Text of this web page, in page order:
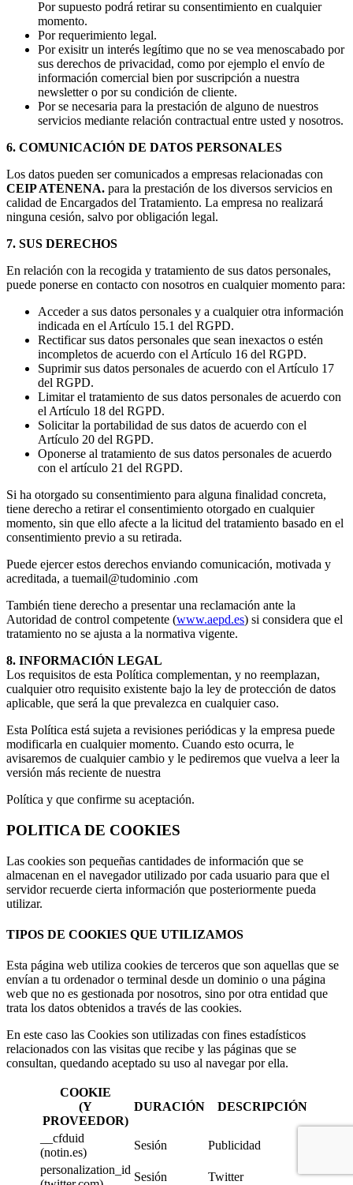
Por supuesto podrá retirar su consentimiento en cualquier
momento.
Por requerimiento legal.
Por exisitr un interés legítimo que no se vea menoscabado por
sus derechos de privacidad, como por ejemplo el envío de
información comercial bien por suscripción a nuestra
newsletter o por su condición de cliente.
Por se necesaria para la prestación de alguno de nuestros
servicios mediante relación contractual entre usted y nosotros.
6. COMUNICACIÓN DE DATOS PERSONALES
Los datos pueden ser comunicados a empresas relacionadas con
CEIP ATENENA. para la prestación de los diversos servicios en
calidad de Encargados del Tratamiento. La empresa no realizará
ninguna cesión, salvo por obligación legal.
7. SUS DERECHOS
En relación con la recogida y tratamiento de sus datos personales,
puede ponerse en contacto con nosotros en cualquier momento para:
Acceder a sus datos personales y a cualquier otra información
indicada en el Artículo 15.1 del RGPD.
Rectificar sus datos personales que sean inexactos o estén
incompletos de acuerdo con el Artículo 16 del RGPD.
Suprimir sus datos personales de acuerdo con el Artículo 17
del RGPD.
Limitar el tratamiento de sus datos personales de acuerdo con
el Artículo 18 del RGPD.
Solicitar la portabilidad de sus datos de acuerdo con el
Artículo 20 del RGPD.
Oponerse al tratamiento de sus datos personales de acuerdo
con el artículo 21 del RGPD.
Si ha otorgado su consentimiento para alguna finalidad concreta,
tiene derecho a retirar el consentimiento otorgado en cualquier
momento, sin que ello afecte a la licitud del tratamiento basado en el
consentimiento previo a su retirada.
Puede ejercer estos derechos enviando comunicación, motivada y
acreditada, a tuemail@tudominio .com
También tiene derecho a presentar una reclamación ante la
Autoridad de control competente (www.aepd.es) si considera que el
tratamiento no se ajusta a la normativa vigente.
8. INFORMACIÓN LEGAL
Los requisitos de esta Política complementan, y no reemplazan,
cualquier otro requisito existente bajo la ley de protección de datos
aplicable, que será la que prevalezca en cualquier caso.
Esta Política está sujeta a revisiones periódicas y la empresa puede
modificarla en cualquier momento. Cuando esto ocurra, le
avisaremos de cualquier cambio y le pediremos que vuelva a leer la
versión más reciente de nuestra
Política y que confirme su aceptación.
POLITICA DE COOKIES
Las cookies son pequeñas cantidades de información que se
almacenan en el navegador utilizado por cada usuario para que el
servidor recuerde cierta información que posteriormente pueda
utilizar.
TIPOS DE COOKIES QUE UTILIZAMOS
Esta página web utiliza cookies de terceros que son aquellas que se
envían a tu ordenador o terminal desde un dominio o una página
web que no es gestionada por nosotros, sino por otra entidad que
trata los datos obtenidos a través de las cookies.
En este caso las Cookies son utilizadas con fines estadísticos
relacionados con las visitas que recibe y las páginas que se
consultan, quedando aceptado su uso al navegar por ella.
COOKIE
(Y
PROVEEDOR)
DURACIÓN DESCRIPCIÓN
__cfduid
(notin.es)
Sesión
Publicidad
personalization_id
Sesión Twitter